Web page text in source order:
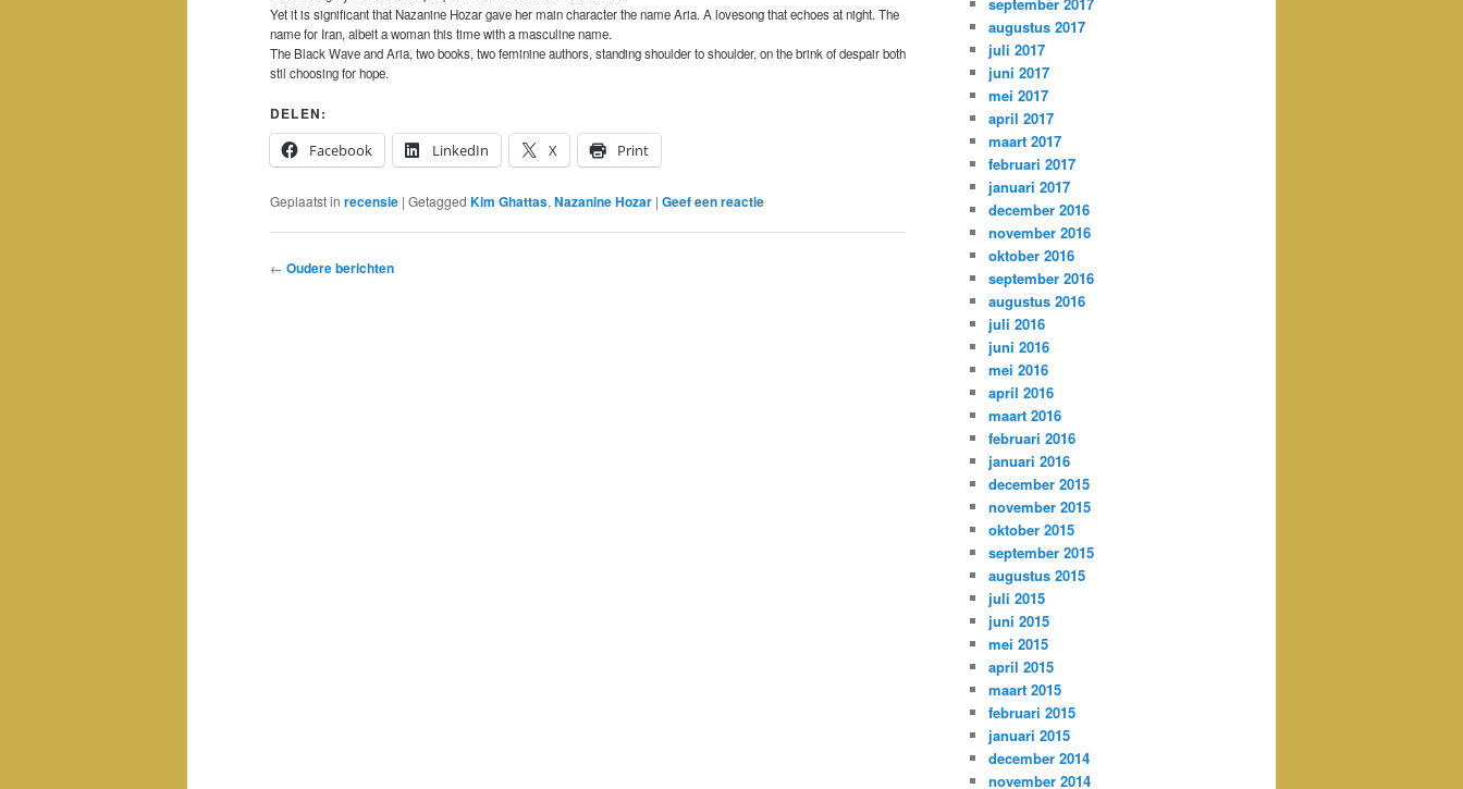
Yet it is significant that Nazanine Hozar gave her main character the name Aria. A lovesong that echoes at night. The
name for Iran, albeit a woman this time with a masculine name.
The Black Wave and Aria, two books, two feminine authors, standing shoulder to shoulder, on the brink of despair both
stil choosing for hope.
DELEN:
Facebook
LinkedIn X Print
Geplaatst in recensie | Getagged Kim Ghattas, Nazanine Hozar | Geef een reactie
Bericht
← Oudere berichten
augustus 2017
juli 2017
juni 2017
mei 2017
april 2017
maart 2017
februari 2017
januari 2017
december 2016
november 2016
oktober 2016
september 2016
augustus 2016
juli 2016
juni 2016
mei 2016
april 2016
maart 2016
februari 2016
januari 2016
december 2015
november 2015
oktober 2015
september 2015
augustus 2015
juli 2015
juni 2015
mei 2015
april 2015
maart 2015
februari 2015
januari 2015
december 2014
november 2014